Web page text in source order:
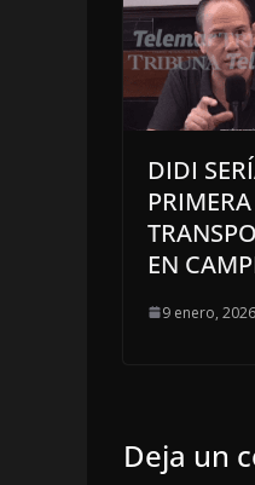
DIDI
EN
9 enero, 2026
Deja un